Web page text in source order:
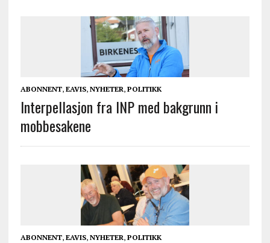
ABONNENT, EAVIS, NYHETER, POLITIKK
Interpellasjon fra INP med bakgrunn i
mobbesakene
ABONNENT, EAVIS, NYHETER, POLITIKK